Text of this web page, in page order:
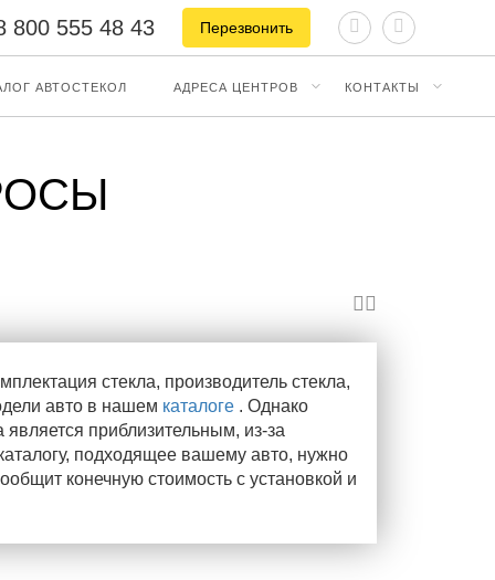
800 555 48 43 Перезвонить
АВТОСТЕКОЛ АДРЕСА ЦЕНТРОВ КОНТАКТЫ
стекла, производитель стекла,
авто в нашем каталоге . Однако
приблизительным, из-за
подходящее вашему авто, нужно
конечную стоимость с установкой и